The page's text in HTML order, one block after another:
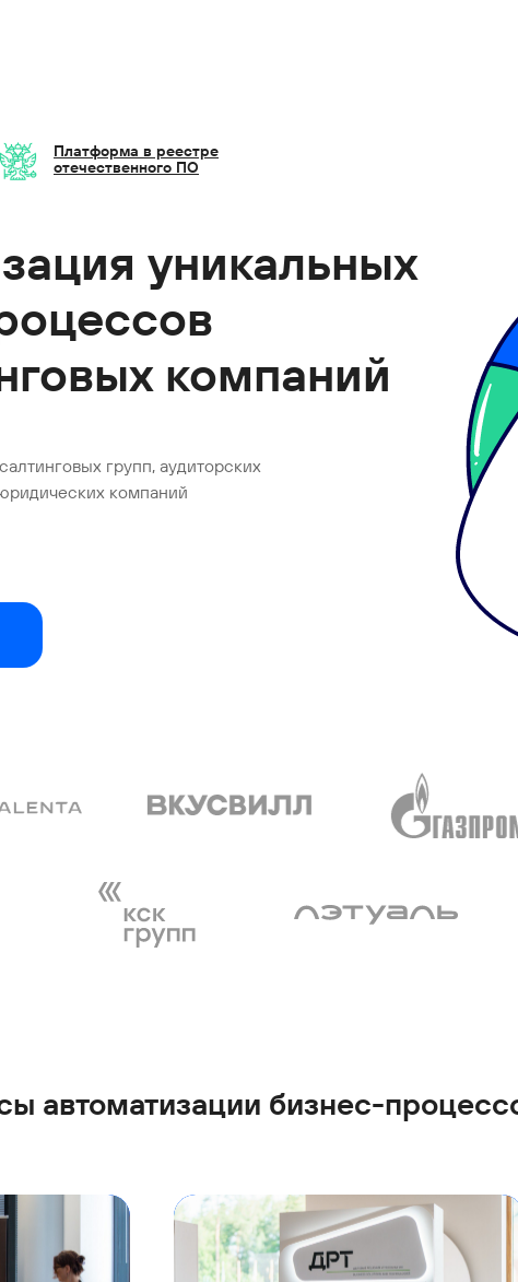
групп, аудиторских
компаний
уникальных
компаний
Платформа в реестре
отечественного ПО
автоматизации бизнес-